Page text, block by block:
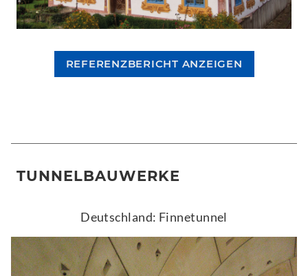
REFERENZBERICHT ANZEIGEN
TUNNELBAUWERKE
Deutschland: Finnetunnel